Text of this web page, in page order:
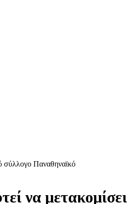
σύλλογο Παναθηναϊκό
να